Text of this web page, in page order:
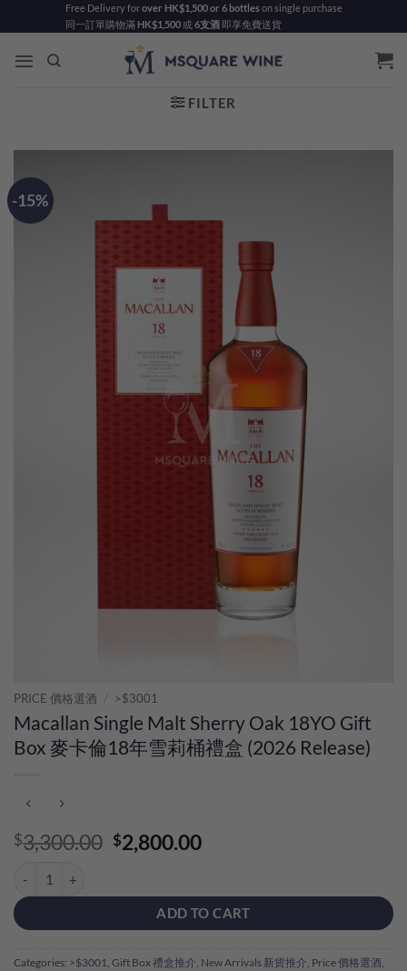
to
content
Free Delivery forover HK$1,500 or 6 bottleson single purchase
同一訂單購物滿 HK$1,500或 6支酒即享免費送貨
FILTER
-15%
PRICE 價格選酒 / >$3001
Macallan Single Malt Sherry Oak 18YO Gift
Box 麥卡倫18年雪莉桶禮盒 (2026 Release)
$3,300.00 Original
price
$3,300.00.
$2,800.00Current
$2,800.00.
ADD TO CART
Categories: >$3001 Gift Box 禮盒推介 New Arrivals 新貨推介 Price 價格選酒